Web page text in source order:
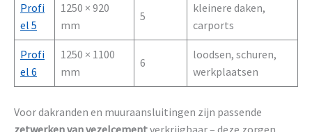
Profi
el 5
1250 × 920
mm
5
kleinere daken,
carports
Profi
el 6
1250 × 1100
mm
6
loodsen, schuren,
werkplaatsen
Voor dakranden en muuraansluitingen zijn passende